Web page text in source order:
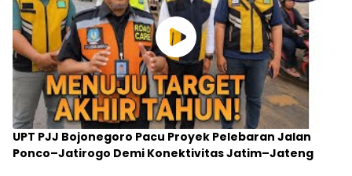
UPT PJJ Bojonegoro Pacu Proyek Pelebaran Jalan
Ponco–Jatirogo Demi Konektivitas Jatim–Jateng